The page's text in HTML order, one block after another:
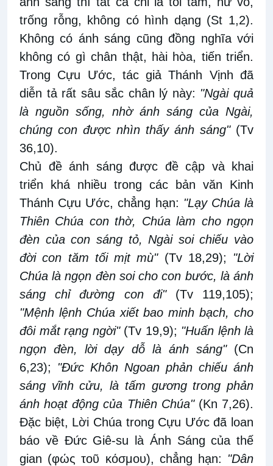
trống rỗng, không có hình dạng (St 1,2).
Không có ánh sáng cũng đồng nghĩa với
không có gì chân thật, hài hòa, tiến triển.
Trong Cựu Ước, tác giả Thánh Vịnh đã
diễn tả rất sâu sắc chân lý này: "Ngài quả
là nguồn sống, nhờ ánh sáng của Ngài,
chúng con được nhìn thấy ánh sáng"(Tv
36,10).
Chủ đề ánh sáng được đề cập và khai
triển khá nhiều trong các bản văn Kinh
Thánh Cựu Ước, chẳng hạn: "Lạy Chúa là
Thiên Chúa con thờ, Chúa làm cho ngọn
đèn của con sáng tỏ, Ngài soi chiếu vào
đời con tăm tối mịt mù" (Tv 18,29); "Lời
Chúa là ngọn đèn soi cho con bước, là ánh
sáng chỉ đường con đi"(Tv 119,105);
"Mệnh lệnh Chúa xiết bao minh bạch, cho
đôi mắt rạng ngời"(Tv 19,9); "Huấn lệnh là
ngọn đèn, lời dạy dỗ là ánh sáng"(Cn
6,23); "Đức Khôn Ngoan phản chiếu ánh
sáng vĩnh cửu, là tấm gương trong phản
ánh hoạt động của Thiên Chúa"(Kn 7,26).
Đặc biệt, Lời Chúa trong Cựu Ước đã loan
báo về Đức Giê-su là Ánh Sáng của thế
gian (φώς τοῦ κόσμου), chẳng hạn: "Dân